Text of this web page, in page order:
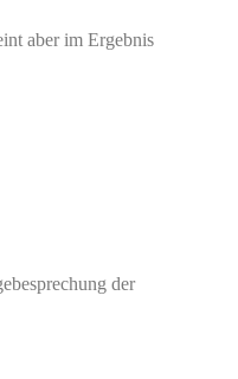
aber im Ergebnis
der